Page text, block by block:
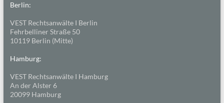
Berlin:
VEST Rechtsanwälte I Berlin
Fehrbelliner Straße 50
10119 Berlin (Mitte)
Hamburg:
VEST Rechtsanwälte I Hamburg
An der Alster 6
20099 Hamburg